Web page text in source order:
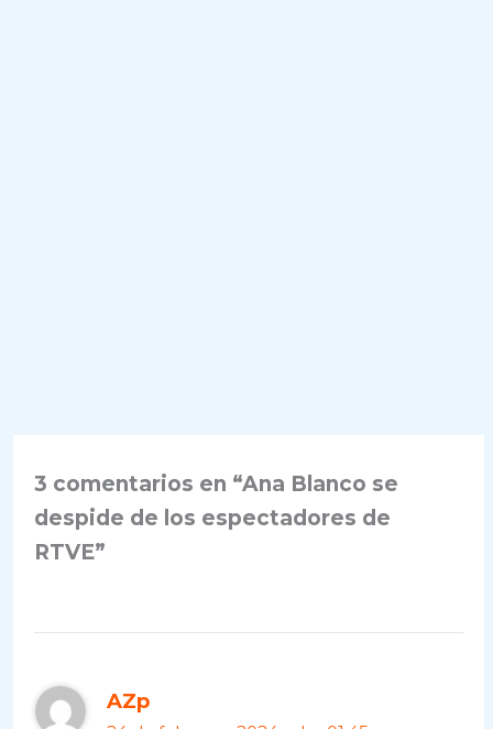
3 comentarios en “Ana Blanco se
despide de los espectadores de
RTVE”
AZp